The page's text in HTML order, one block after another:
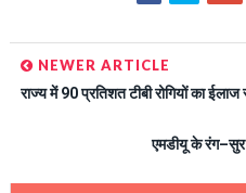
NEWER ARTICLE
राज्य में 90 प्रतिशत टीबी रोगियों का
एमडीयू के